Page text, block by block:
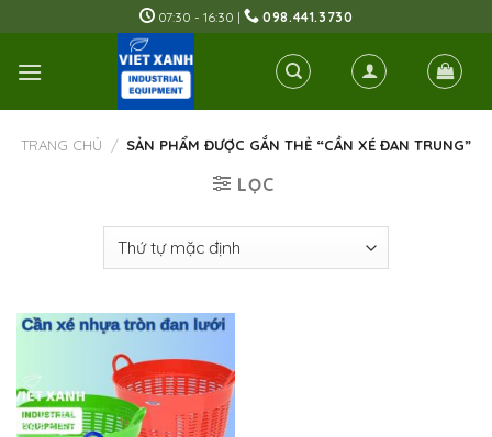
to
content
07:30 - 16:30 | 098.441.3730
TRANG CHỦ / SẢN PHẨM ĐƯỢC GẮN THẺ “CẦN XÉ ĐAN TRUNG”
LỌC